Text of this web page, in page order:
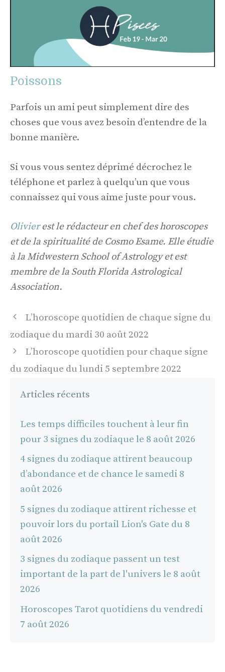
Poissons
Parfois un ami peut simplement dire des
choses que vous avez besoin d’entendre de la
bonne manière.
Si vous vous sentez déprimé décrochez le
téléphone et parlez à quelqu’un que vous
connaissez qui vous aime juste pour vous.
Olivierest le rédacteur en chef des horoscopes
et de la spiritualité de Cosmo Esame. Elle étudie
à la Midwestern School of Astrology et est
membre de la South Florida Astrological
Association.
Navigation
des
articles
L’horoscope quotidien de chaque signe du
zodiaque du mardi 30 août 2022
L’horoscope quotidien pour chaque signe
du zodiaque du lundi 5 septembre 2022
Articles récents
Les temps difficiles touchent à leur fin
pour 3 signes du zodiaque le 8 août 2026
4 signes du zodiaque attirent beaucoup
d’abondance et de chance le samedi 8
août 2026
5 signes du zodiaque attirent richesse et
pouvoir lors du portail Lion's Gate du 8
août 2026
3 signes du zodiaque passent un test
important de la part de l'univers le 8 août
2026
Horoscopes Tarot quotidiens du vendredi
7 août 2026